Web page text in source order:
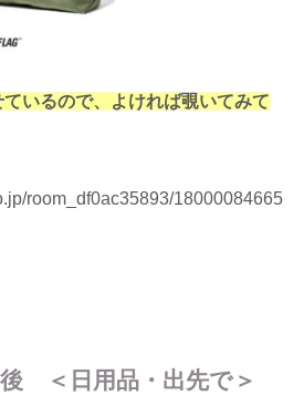
いるので、よければ覗いてみて
room_df0ac35893/18000084665
＜日用品・出先で＞